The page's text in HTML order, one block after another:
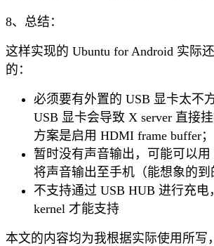
8、总结：
这样实现的 Ubuntu for Android 实际
的：
必须要有外置的 USB 显卡太不
USB 显卡会导致 X server 直接
方案是启用 HDMI frame buffer；
暂时没有声音输出，可能可以用
将声音输出至手机（能想象的到
不支持通过 USB HUB 进行充电
kernel 才能支持
本文的内容均为我根据实际使用所写